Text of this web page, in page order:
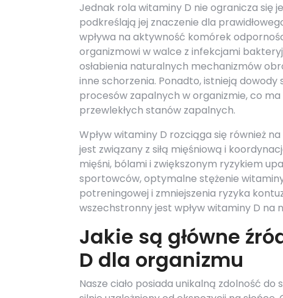
Jednak rola witaminy D nie ogranicza się
podkreślają jej znaczenie dla
wpływa na aktywność komórek
organizmowi w walce z infekcjami
osłabienia naturalnych mechanizmów
inne schorzenia. Ponadto, istnieją
procesów zapalnych w organizmie, co
przewlekłych stanów zapalnych.
Wpływ witaminy D rozciąga się również
jest związany z siłą mięśniową i
mięśni, bólami i zwiększonym ryzykiem
sportowców, optymalne stężenie
potreningowej i zmniejszenia ryzyka
wszechstronny jest wpływ witaminy D na
Jakie są główne
D dla organizmu
Nasze ciało posiada unikalną zdolność